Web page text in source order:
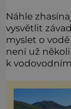
Náhle
vysvětlit
myslet o
není už
k